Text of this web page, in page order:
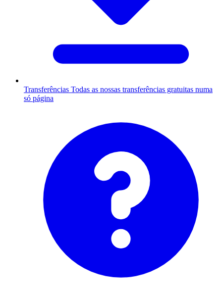
Transferências Todas as nossas transferências gratuitas numa
só página